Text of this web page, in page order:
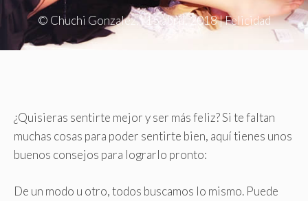
© Chuchi Gonzalez.|15 abril, 2018|Felicidad
¿Quisieras sentirte mejor y ser más feliz? Si te faltan
muchas cosas para poder sentirte bien, aquí tienes unos
buenos consejos para lograrlo pronto:
De un modo u otro, todos buscamos lo mismo. Puede